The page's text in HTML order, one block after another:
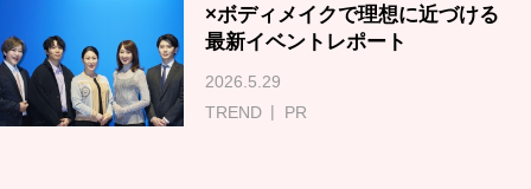
×ボディメイクで理想に近づける
最新イベントレポート
2026.5.29
TREND
PR